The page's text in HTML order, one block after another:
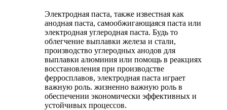
Электродная паста, также известная как
анодная паста, самообжигающаяся паста или
электродная углеродная паста. Будь то
облегчение выплавки железа и стали,
производство углеродных анодов для
выплавки алюминия или помощь в реакциях
восстановления при производстве
ферросплавов, электродная паста играет
важную роль. жизненно важную роль в
обеспечении экономически эффективных и
устойчивых процессов.